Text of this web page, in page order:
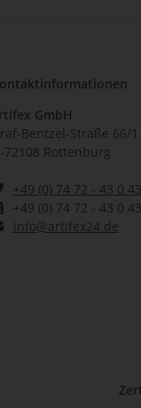
GmbH
Bentzel-Straße 66/1
72108 Rottenburg
+49 (0) 74 72 - 43 0
+49 (0) 74 72 - 43 0
info@artifex24.de